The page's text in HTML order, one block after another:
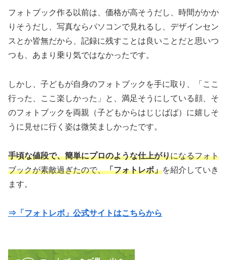
フォトブック作る以前は、価格が高そうだし、時間がかか
りそうだし、写真ならパソコンで見れるし、デザインセン
スとか皆無だから、記録に残すことは良いことだと思いつ
つも、あまり乗り気ではなかったです。
しかし、子どもが自身のフォトブックを手に取り、「ここ
行った、ここ楽しかった」と、満足そうにしている顔、そ
のフォトブックを両親（子どもからはじじばば）に嬉しそ
うに見せに行く姿は微笑ましかったです。
手頃な値段で、簡単にプロのような仕上がりになるフォト
ブックが素敵過ぎたので、「フォトレボ」を紹介していき
ます。
⇒「フォトレボ」公式サイトはこちらから